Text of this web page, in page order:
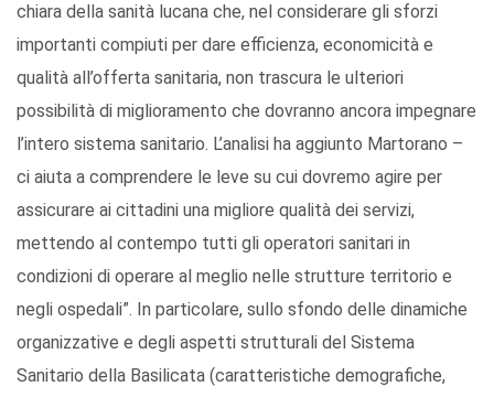
chiara della sanità lucana che, nel considerare gli sforzi
importanti compiuti per dare efficienza, economicità e
qualità all’offerta sanitaria, non trascura le ulteriori
possibilità di miglioramento che dovranno ancora impegnare
l’intero sistema sanitario. L’analisi ha aggiunto Martorano –
ci aiuta a comprendere le leve su cui dovremo agire per
assicurare ai cittadini una migliore qualità dei servizi,
mettendo al contempo tutti gli operatori sanitari in
condizioni di operare al meglio nelle strutture territorio e
negli ospedali”. In particolare, sullo sfondo delle dinamiche
organizzative e degli aspetti strutturali del Sistema
Sanitario della Basilicata (caratteristiche demografiche,